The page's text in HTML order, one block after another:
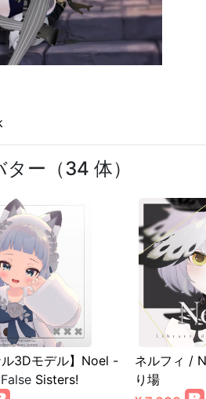
ー（34 体）
ル3Dモデル】Noel -
Sisters!
ネルフィ /
り場